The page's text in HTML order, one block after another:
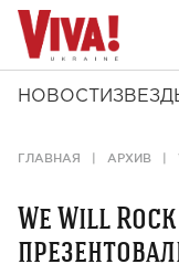
НОВОСТИ
ГЛАВНАЯ АРХИВ
We Will